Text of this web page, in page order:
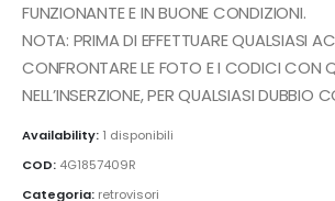
FUNZIONANTE E IN BUONE CONDIZIONI.
NOTA: PRIMA DI EFFETTUARE QUALSIASI
CONFRONTARE LE FOTO E I CODICI CON
NELL’INSERZIONE, PER QUALSIASI DUBBIO
Availability: 1 disponibili
COD: 4G1857409R
Categoria: retrovisori